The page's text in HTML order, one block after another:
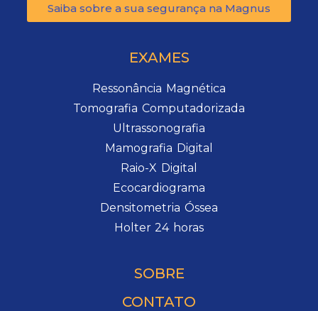
Saiba sobre a sua segurança na Magnus
EXAMES
Ressonância Magnética
Tomografia Computadorizada
Ultrassonografia
Mamografia Digital
Raio-X Digital
Ecocardiograma
Densitometria Óssea
Holter 24 horas
SOBRE
CONTATO